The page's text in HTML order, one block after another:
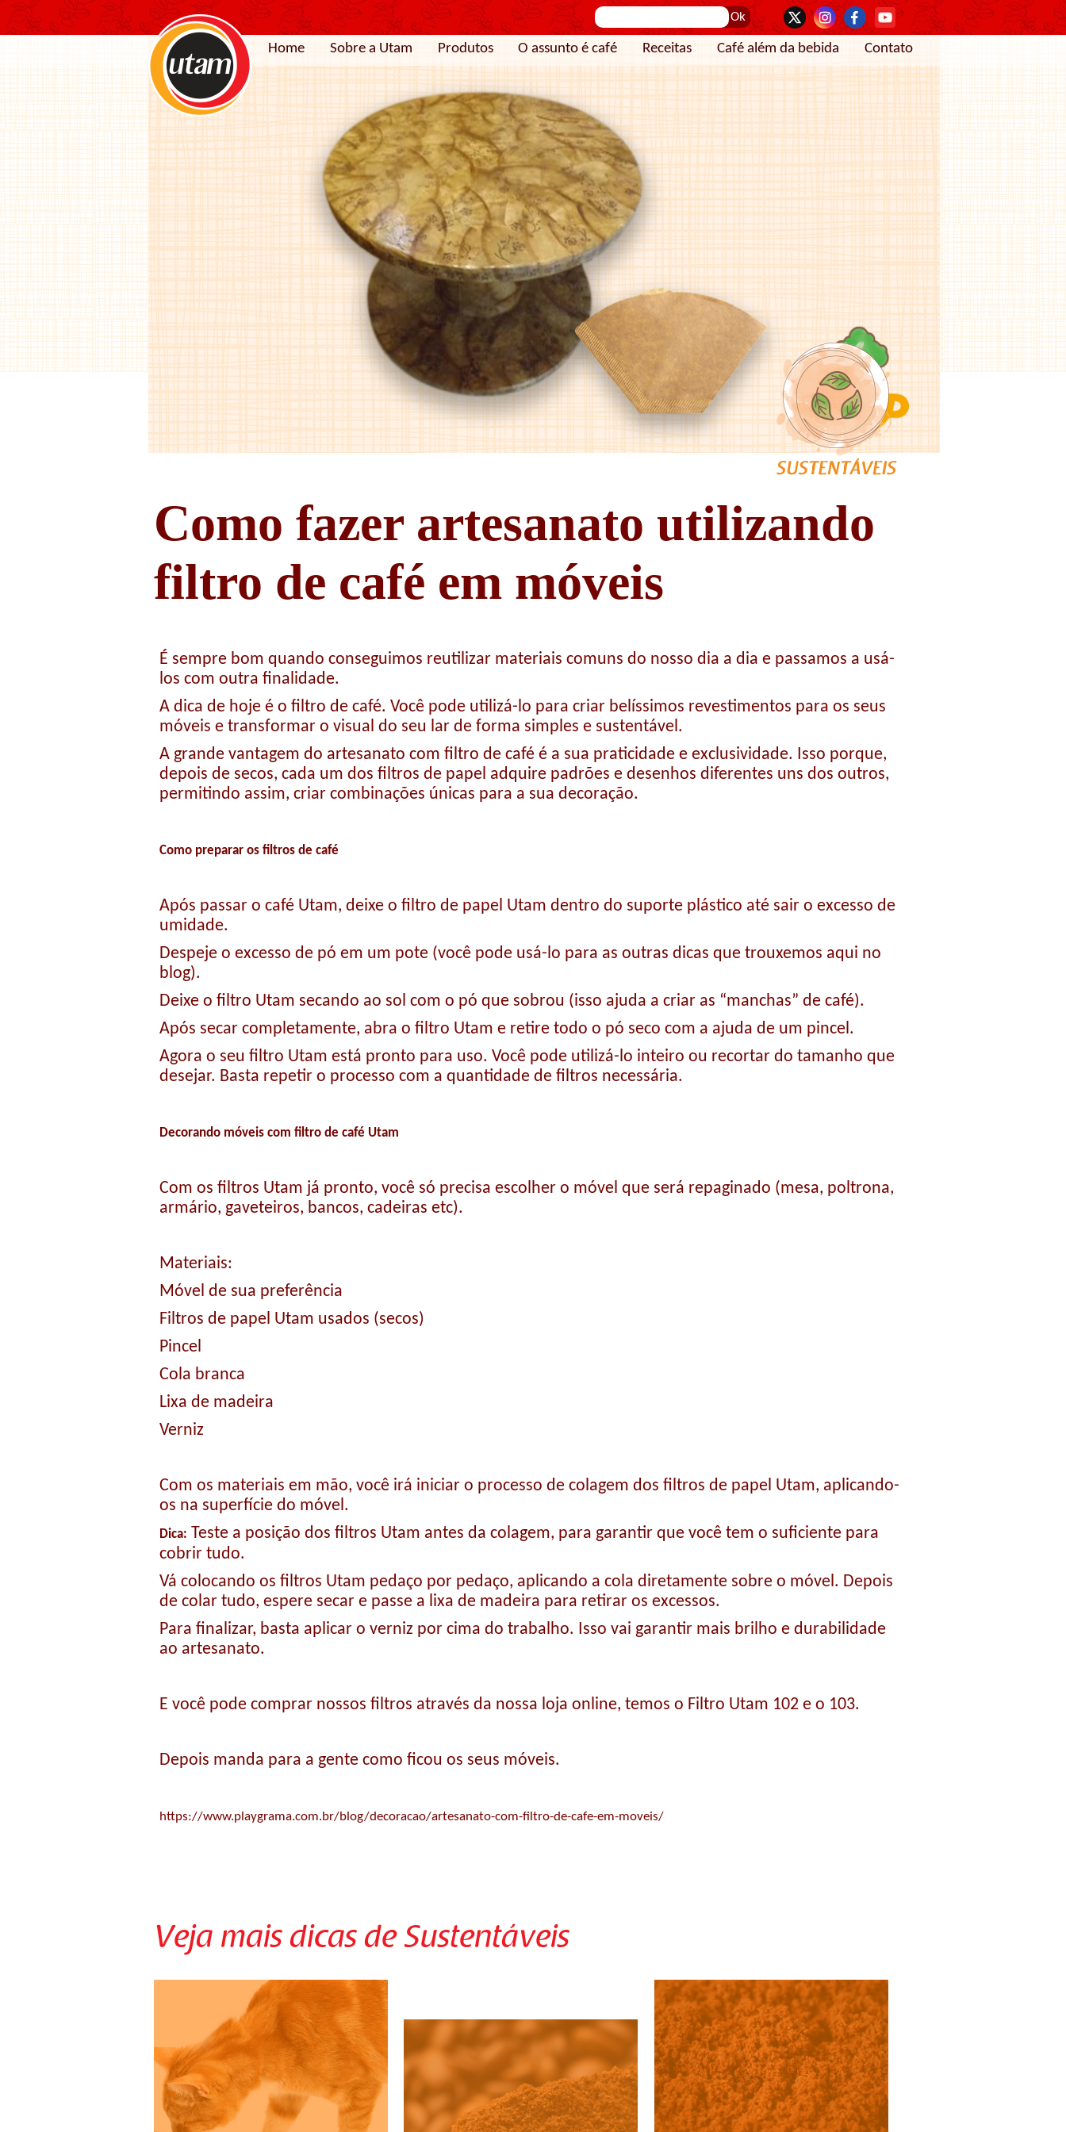
Home Sobre a Utam Produtos O assunto é café Receitas Café além da bebida Contato
Como fazer artesanato utilizando
filtro de café em móveis
É sempre bom quando conseguimos reutilizar materiais comuns do nosso dia a dia e passamos a usá-
los com outra finalidade.
A dica de hoje é o filtro de café. Você pode utilizá-lo para criar belíssimos revestimentos para os seus
móveis e transformar o visual do seu lar de forma simples e sustentável.
A grande vantagem do artesanato com filtro de café é a sua praticidade e exclusividade. Isso porque,
depois de secos, cada um dos filtros de papel adquire padrões e desenhos diferentes uns dos outros,
permitindo assim, criar combinações únicas para a sua decoração.
Como preparar os filtros de café
Após passar o café Utam, deixe o filtro de papel Utam dentro do suporte plástico até sair o excesso de
umidade.
Despeje o excesso de pó em um pote (você pode usá-lo para as outras dicas que trouxemos aqui no
blog).
Deixe o filtro Utam secando ao sol com o pó que sobrou (isso ajuda a criar as “manchas” de café).
Após secar completamente, abra o filtro Utam e retire todo o pó seco com a ajuda de um pincel.
Agora o seu filtro Utam está pronto para uso. Você pode utilizá-lo inteiro ou recortar do tamanho que
desejar. Basta repetir o processo com a quantidade de filtros necessária.
Decorando móveis com filtro de café Utam
Com os filtros Utam já pronto, você só precisa escolher o móvel que será repaginado (mesa, poltrona,
armário, gaveteiros, bancos, cadeiras etc).
Materiais:
Móvel de sua preferência
Filtros de papel Utam usados (secos)
Pincel
Cola branca
Lixa de madeira
Verniz
Com os materiais em mão, você irá iniciar o processo de colagem dos filtros de papel Utam, aplicando-
os na superfície do móvel.
Dica: Teste a posição dos filtros Utam antes da colagem, para garantir que você tem o suficiente para
cobrir tudo.
Vá colocando os filtros Utam pedaço por pedaço, aplicando a cola diretamente sobre o móvel. Depois
de colar tudo, espere secar e passe a lixa de madeira para retirar os excessos.
Para finalizar, basta aplicar o verniz por cima do trabalho. Isso vai garantir mais brilho e durabilidade
ao artesanato.
E você pode comprar nossos filtros através da nossa loja online, temos o Filtro Utam 102 e o 103.
Depois manda para a gente como ficou os seus móveis.
https://www.playgrama.com.br/blog/decoracao/artesanato-com-filtro-de-cafe-em-moveis/
Veja mais dicas de Sustentáveis